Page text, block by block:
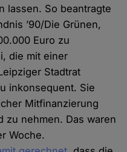
lassen. So beantragte
’90/Die Grünen,
Euro zu
die mit einer
Stadtrat
inkonsequent. Sie
Mitfinanzierung
zu nehmen. Das waren
Woche.